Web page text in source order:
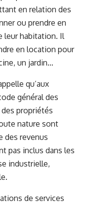
en relation des
ou prendre en
leur habitation. Il
en location pour
un jardin…
qu’aux
général des
propriétés
nature sont
des revenus
pas inclus dans les
industrielle,
de services